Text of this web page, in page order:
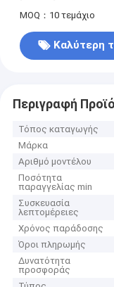
MOQ：10 τεμάχιο
Καλύτερη
Περιγραφή
Τόπος καταγωγής
Μάρκα
Αριθμό μοντέλου
Ποσότητα
παραγγελίας min
Συσκευασία
λεπτομέρειες
Χρόνος παράδοσης
Όροι πληρωμής
Δυνατότητα
προσφοράς